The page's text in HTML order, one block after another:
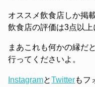
オススメ飲食店しか掲
飲食店の評価は3点以上
まあこれも何かの縁だ
行ってくださいよ。
InstagramとTwitterもフ